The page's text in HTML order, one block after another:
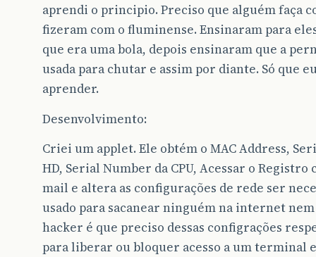
aprendi o principio. Preciso que alguém faça
fizeram com o fluminense. Ensinaram para
que era uma bola, depois ensinaram que a
usada para chutar e assim por diante. Só que
aprender.
Desenvolvimento:
Criei um applet. Ele obtém o MAC Address,
HD, Serial Number da CPU, Acessar o Registro
mail e altera as configurações de rede ser
usado para sacanear ninguém na internet
hacker é que preciso dessas configrações
para liberar ou bloquer acesso a um terminal